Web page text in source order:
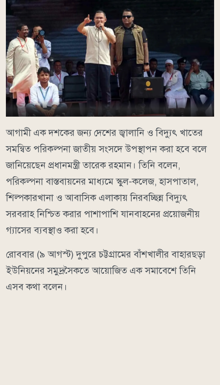
আগামী এক দশকের জন্য দেশের জ্বালানি ও বিদ্যুৎ খাতের
সমন্বিত পরিকল্পনা জাতীয় সংসদে উপস্থাপন করা হবে বলে
জানিয়েছেন প্রধানমন্ত্রী তারেক রহমান। তিনি বলেন,
পরিকল্পনা বাস্তবায়নের মাধ্যমে স্কুল-কলেজ, হাসপাতাল,
শিল্পকারখানা ও আবাসিক এলাকায় নিরবচ্ছিন্ন বিদ্যুৎ
সরবরাহ নিশ্চিত করার পাশাপাশি যানবাহনের প্রয়োজনীয়
গ্যাসের ব্যবস্থাও করা হবে।
রোববার (৯ আগস্ট) দুপুরে চট্টগ্রামের বাঁশখালীর বাহারছড়া
ইউনিয়নের সমুদ্রসৈকতে আয়োজিত এক সমাবেশে তিনি
এসব কথা বলেন।